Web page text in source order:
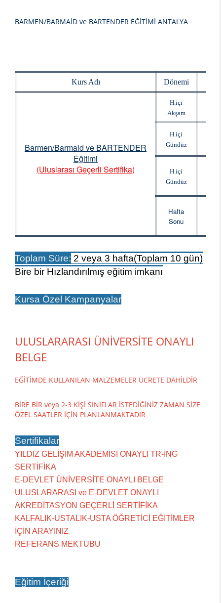
BARMEN/BARMAİD ve BARTENDER EĞİTİMİ ANTALYA
Kurs Adı Dönemi
Barmen/Barmaid ve BARTENDER
Eğitimi
(Uluslarası Geçerli Sertifika)
H.içi
Akşam
H.içi
Gündüz
H.içi
Gündüz
Hafta
Sonu
Toplam Süre: 2 veya 3 hafta(Toplam 10 gün)
Bire bir Hızlandırılmış eğitim imkanı
Kursa Özel Kampanyalar
ULUSLARARASI ÜNİVERSİTE ONAYLI
BELGE
EĞİTİMDE KULLANILAN MALZEMELER ÜCRETE DAHİLDİR
BİRE BİR veya 2-3 KİŞİ SINIFLAR İSTEDİĞİNİZ ZAMAN SİZE
ÖZEL SAATLER İÇİN PLANLANMAKTADIR
Sertifikalar
YILDIZ GELİŞİM AKADEMİSİ ONAYLI TR-İNG
SERTİFİKA
E-DEVLET ÜNİVERSİTE ONAYLI BELGE
ULUSLARARASI ve E-DEVLET ONAYLI
AKREDİTASYON GEÇERLİ SERTİFİKA
KALFALIK-USTALIK-USTA ÖĞRETİCİ EĞİTİMLER
İÇİN ARAYINIZ
REFERANS MEKTUBU
Eğitim İçeriği